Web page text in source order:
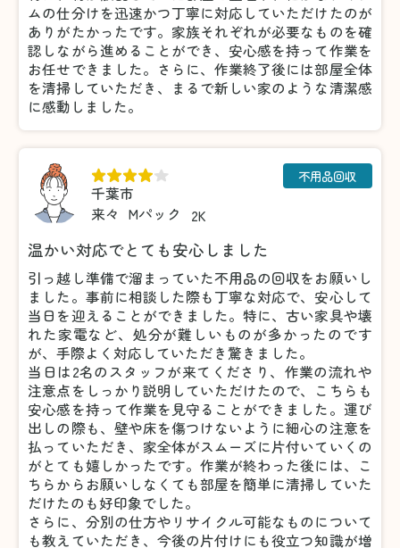
ムの仕分けを迅速かつ丁寧に対応していただけたのが
ありがたかったです。家族それぞれが必要なものを確
認しながら進めることができ、安心感を持って作業を
お任せできました。さらに、作業終了後には部屋全体
を清掃していただき、まるで新しい家のような清潔感
に感動しました。
千葉市
来々 Mパック 2K
不用品回収
温かい対応でとても安心しました
引っ越し準備で溜まっていた不用品の回収をお願いし
ました。事前に相談した際も丁寧な対応で、安心して
当日を迎えることができました。特に、古い家具や壊
れた家電など、処分が難しいものが多かったのです
が、手際よく対応していただき驚きました。
当日は2名のスタッフが来てくださり、作業の流れや
注意点をしっかり説明していただけたので、こちらも
安心感を持って作業を見守ることができました。運び
出しの際も、壁や床を傷つけないように細心の注意を
払っていただき、家全体がスムーズに片付いていくの
がとても嬉しかったです。作業が終わった後には、こ
ちらからお願いしなくても部屋を簡単に清掃していた
だけたのも好印象でした。
さらに、分別の仕方やリサイクル可能なものについて
も教えていただき、今後の片付けにも役立つ知識が増